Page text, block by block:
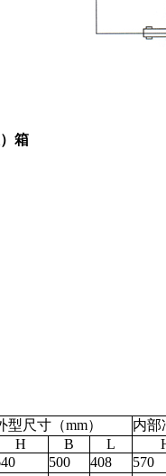
箱
型尺寸（mm）
内部
H
B L
500 408
570